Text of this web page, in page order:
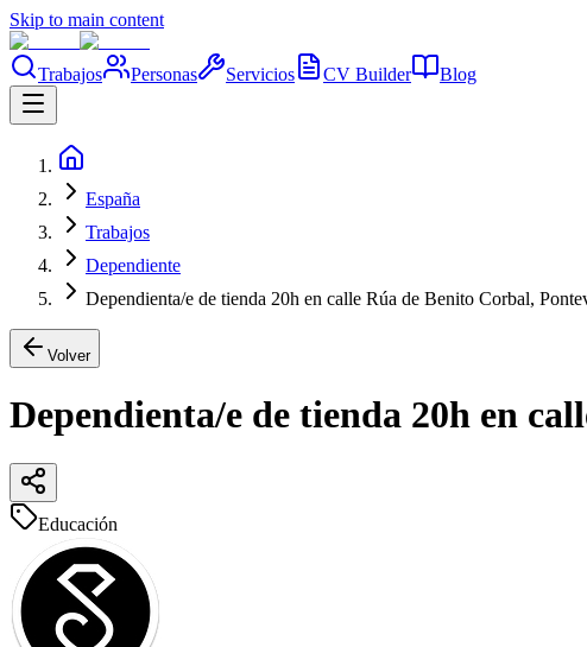
Skip to main content
Trabajos Personas Servicios CV Builder Blog
España
Trabajos
Dependiente
Dependienta/e de tienda 20h en calle Rúa de Benito Corbal,
Volver
Dependienta/e de tienda 20h en
Educación